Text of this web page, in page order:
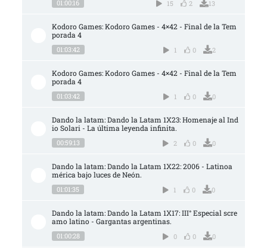
01:00:16 15 2 13
Kodoro Games: Kodoro Games - 4×42 - Final de la Tem
porada 4
01:03:42 1 0 2
Kodoro Games: Kodoro Games - 4×42 - Final de la Tem
porada 4
01:03:42 1 0 0
Dando la latam: Dando la Latam 1X23: Homenaje al Ind
io Solari - La última leyenda infinita.
00:59:13 2 0 0
Dando la latam: Dando la Latam 1X22: 2006 - Latinoa
mérica bajo luces de Neón.
01:01:35 1 0 0
Dando la latam: Dando la Latam 1X17: III° Especial scre
amo latino - Gargantas argentinas.
01:00:28 0 0 0